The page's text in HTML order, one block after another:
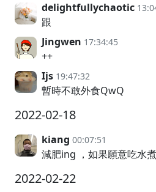
delightfullychaotic
跟
Jingwen 17:34:45
++
Ijs 19:47:32
暫時不敢外食QwQ
2022-02-18
kiang 00:07:51
減肥ing ，如果願意吃水
2022-02-22